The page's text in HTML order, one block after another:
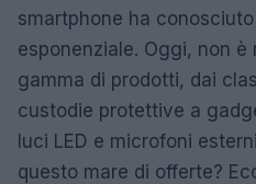
smartphone ha
esponenziale. Oggi, non
gamma di prodotti, dai
custodie protettive a
luci LED e microfoni
questo mare di offerte?